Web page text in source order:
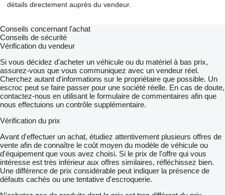
détails directement auprès du vendeur.
Conseils concernant l'achat
Conseils de sécurité
Vérification du vendeur
Si vous décidez d'acheter un véhicule ou du matériel à bas prix,
assurez-vous que vous communiquez avec un vendeur réel.
Cherchez autant d'informations sur le propriétaire que possible. Un
escroc peut se faire passer pour une société réelle. En cas de doute,
contactez-nous en utilisant le formulaire de commentaires afin que
nous effectuions un contrôle supplémentaire.
Vérification du prix
Avant d'effectuer un achat, étudiez attentivement plusieurs offres de
vente afin de connaître le coût moyen du modèle de véhicule ou
d'équipement que vous avez choisi. Si le prix de l'offre qui vous
intéresse est très inférieur aux offres similaires, réfléchissez bien.
Une différence de prix considérable peut indiquer la présence de
défauts cachés ou une tentative d'escroquerie.